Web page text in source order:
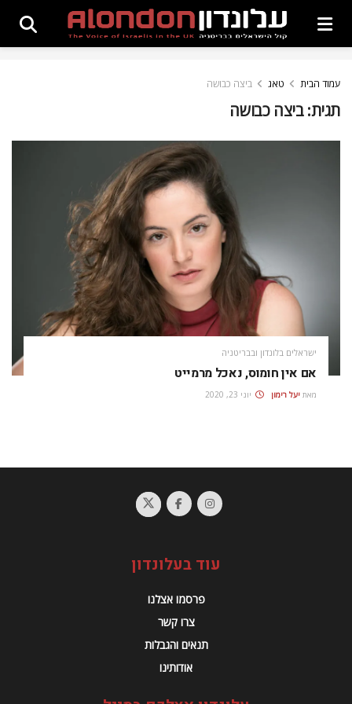
עמוד הבית טאג ביצה כבושה
תגית:ביצה כבושה
ישראלים בלונדון ובבריטניה
אם אין חומוס, נאכל מרמייט
מאת יעל רימון יוני 23, 2020
עוד בעלונדון
פרסמו אצלנו
צרו קשר
תנאים והגבלות
אודותינו